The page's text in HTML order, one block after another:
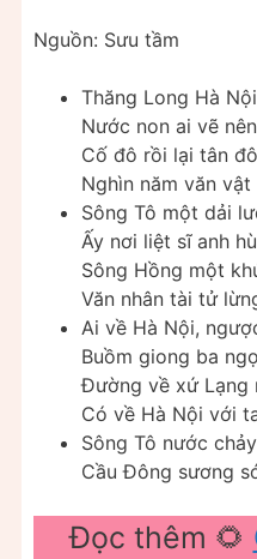
Nguồn: Sưu tầm
Thăng Long Hà
Nước non ai vẽ
Cố đô rồi lại tân đô
Nghìn năm văn
Sông Tô một dải
Ấy nơi liệt sĩ anh
Sông Hồng một
Văn nhân tài tử
Ai về Hà Nội,
Buồm giong ba
Đường về xứ Lạng
Có về Hà Nội với
Sông Tô nước
Cầu Đông sương
Đọc thêm 🌻